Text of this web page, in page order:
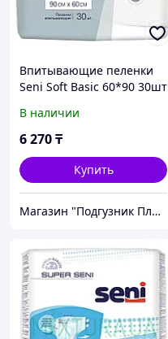
Впитывающие пеленки
Seni Soft Basic 60*90 30шт
В наличии
6 270₸
Купить
Магазин "Подгузник Плюс"